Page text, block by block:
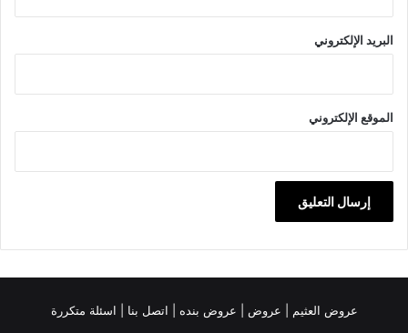
البريد الإلكتروني
الموقع الإلكتروني
عروض العثيم عروض عروض بنده | اتصل بنا | اسئلة متكررة